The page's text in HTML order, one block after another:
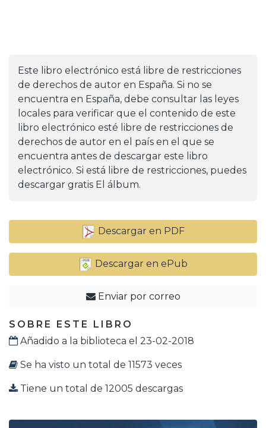
Este libro electrónico está libre de restricciones
de derechos de autor en España. Si no se
encuentra en España, debe consultar las leyes
locales para verificar que el contenido de este
libro electrónico esté libre de restricciones de
derechos de autor en el país en el que se
encuentra antes de descargar este libro
electrónico. Si está libre de restricciones, puedes
descargar gratis El álbum.
Descargar en PDF
Descargar en ePub
Enviar por correo
SOBRE ESTE LIBRO
Añadido a la biblioteca el 23-02-2018
Se ha visto un total de 11573 veces
Tiene un total de 12005 descargas